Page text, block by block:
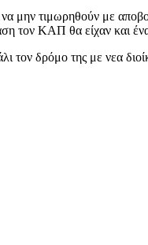
να μην τιμωρηθούν με
τον ΚΑΠ θα είχαν και
τον δρόμο της με νεα